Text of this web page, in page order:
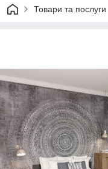
Товари та послуги